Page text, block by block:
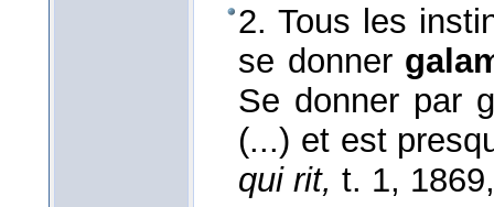
2. Tous les
se donner
Se donner par
(...) et est
qui rit, t. 1, 1869